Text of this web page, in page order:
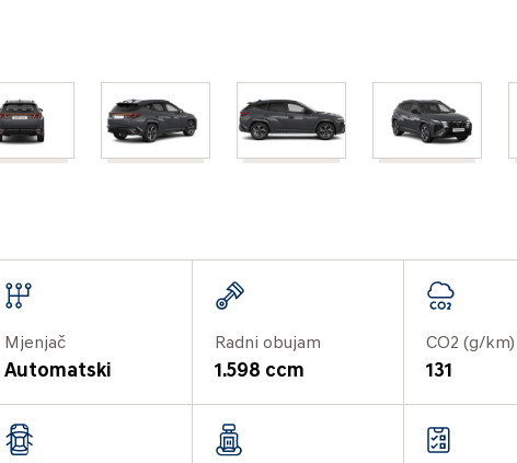
Mjenjač
Automatski
Radni obujam
1.598 ccm
CO2 (g/km)
131